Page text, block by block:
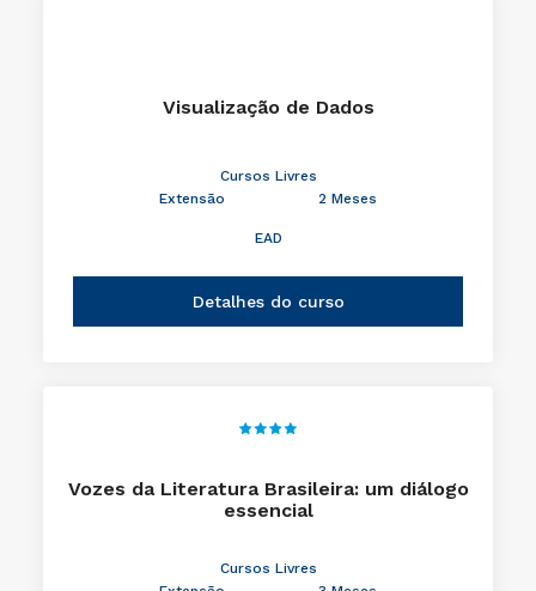
Visualização de Dados
Cursos Livres
Extensão
2 Meses
EAD
Detalhes do curso
Vozes da Literatura Brasileira: um diálogo
essencial
Cursos Livres